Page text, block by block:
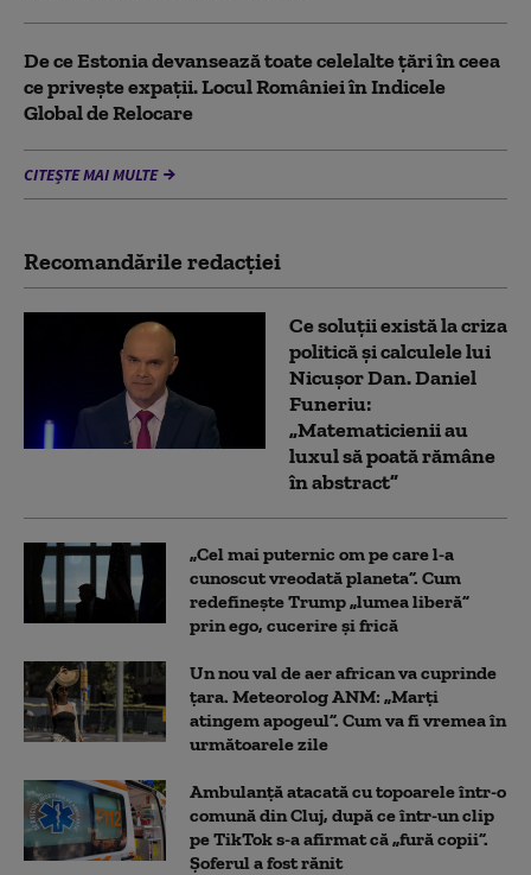
De ce Estonia devansează toate celelalte țări în ceea
ce privește expații. Locul României în Indicele
Global de Relocare
CITEȘTE MAI MULTE
Recomandările redacţiei
Ce soluții există la criza
politică și calculele lui
Nicușor Dan. Daniel
Funeriu:
„Matematicienii au
luxul să poată rămâne
în abstract”
„Cel mai puternic om pe care l-a
cunoscut vreodată planeta”. Cum
redefinește Trump „lumea liberă”
prin ego, cucerire și frică
Un nou val de aer african va cuprinde
țara. Meteorolog ANM: „Marți
atingem apogeul”. Cum va fi vremea în
următoarele zile
Ambulanţă atacată cu topoarele într-o
comună din Cluj, după ce într-un clip
pe TikTok s-a afirmat că „fură copii”.
Șoferul a fost rănit